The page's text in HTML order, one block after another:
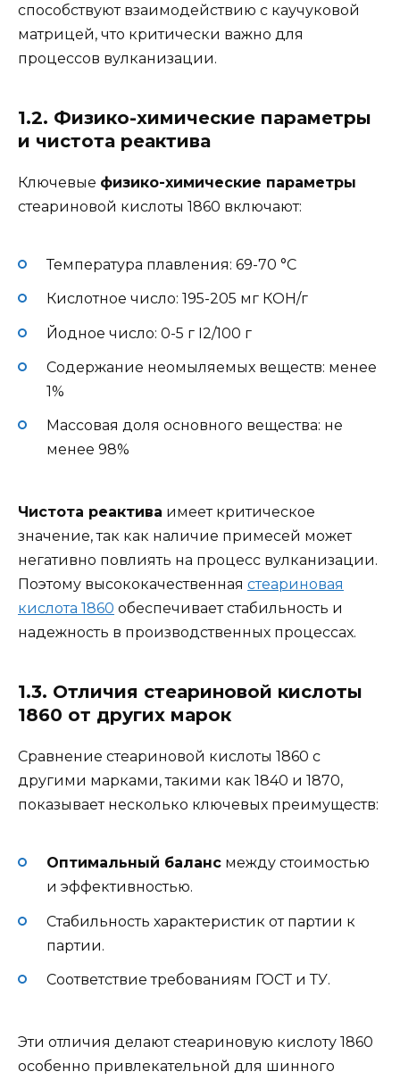
способствуют взаимодействию с каучуковой
матрицей, что критически важно для
процессов вулканизации.
1.2. Физико-химические параметры
и чистота реактива
Ключевые физико-химические параметры
стеариновой кислоты 1860 включают:
Температура плавления: 69-70 °C
Кислотное число: 195-205 мг КОН/г
Йодное число: 0-5 г I2/100 г
Содержание неомыляемых веществ: менее
1%
Массовая доля основного вещества: не
менее 98%
Чистота реактива имеет критическое
значение, так как наличие примесей может
негативно повлиять на процесс вулканизации.
Поэтому высококачественная стеариновая
кислота 1860 обеспечивает стабильность и
надежность в производственных процессах.
1.3. Отличия стеариновой кислоты
1860 от других марок
Сравнение стеариновой кислоты 1860 с
другими марками, такими как 1840 и 1870,
показывает несколько ключевых преимуществ:
Оптимальный баланс между стоимостью
и эффективностью.
Стабильность характеристик от партии к
партии.
Соответствие требованиям ГОСТ и ТУ.
Эти отличия делают стеариновую кислоту 1860
особенно привлекательной для шинного